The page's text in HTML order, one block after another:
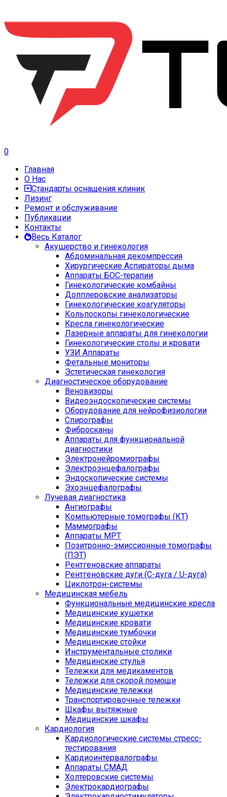
0
Главная
О Нас
Стандарты оснащения клиник
Лизинг
Ремонт и обслуживание
Публикации
Контакты
Весь Каталог
Акушерство и гинекология
Абдоминальная декомпрессия
Хирургические Аспираторы дыма
Аппараты БОС-терапии
Гинекологические комбайны
Допплеровские анализаторы
Гинекологические коагуляторы
Кольпоскопы гинекологические
Кресла гинекологические
Лазерные аппараты для гинекологии
Гинекологические столы и кровати
УЗИ Аппараты
Фетальные мониторы
Эстетическая гинекология
Диагностическое оборудование
Веновизоры
Видеоэндоскопические системы
Оборудование для нейрофизиологии
Спирографы
Фибросканы
Аппараты для функциональной
диагностики
Электронейромиографы
Электроэнцефалографы
Эндоскопические системы
Эхоэнцефалографы
Лучевая диагностика
Ангиографы
Компьютерные томографы (КТ)
Маммографы
Аппараты МРТ
Позитронно-эмиссионные томографы
(ПЭТ)
Рентгеновские аппараты
Рентгеновские дуги (С-дуга / U-дуга)
Циклотрон-системы
Медицинская мебель
Функциональные медицинские кресла
Медицинские кушетки
Медицинские кровати
Медицинские тумбочки
Медицинские стойки
Инструментальные столики
Медицинские стулья
Тележки для медикаментов
Тележки для скорой помощи
Медицинские тележки
Транспортировочные тележки
Шкафы вытяжные
Медицинские шкафы
Кардиология
Кардиологические системы стресс-
тестирования
Кардиоинтервалографы
Аппараты СМАД
Холтеровские системы
Электрокардиографы